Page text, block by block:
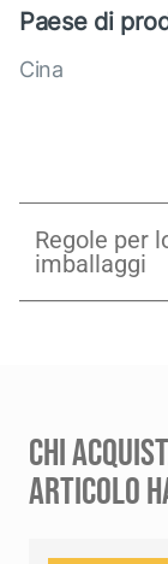
Paese di
Cina
Regole per
imballaggi
CHI
ARTICOLO